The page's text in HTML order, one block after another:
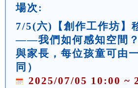
場次:
7/5(六)【創作工作坊】
——我們如何感知空間
與家長，每位孩童可由
同）
2025/07/05 10:00 ~